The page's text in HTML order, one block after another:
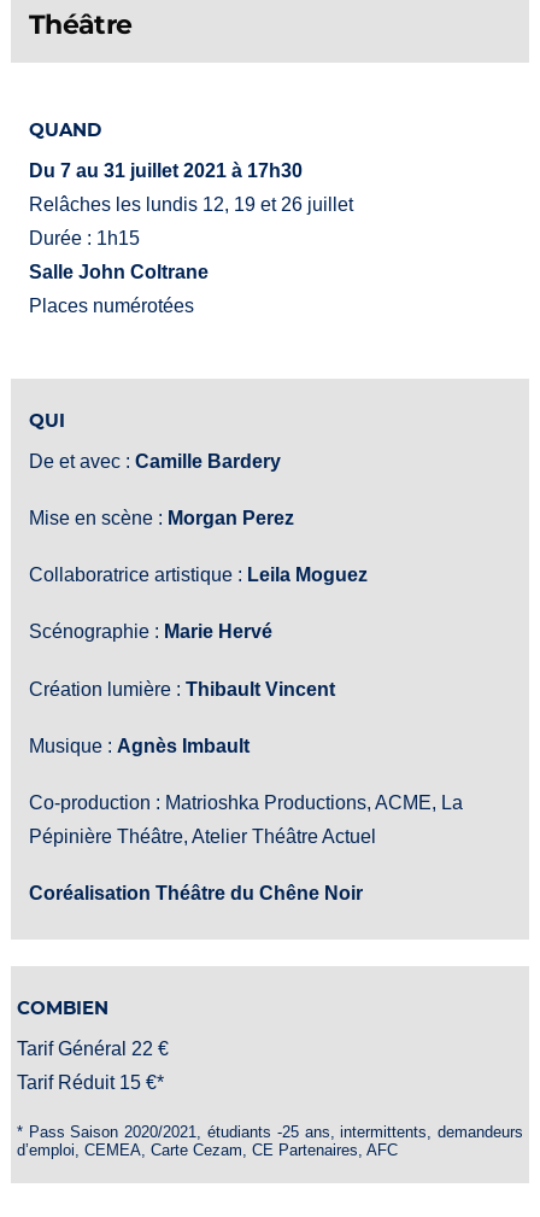
Théâtre
QUAND
Du 7 au 31 juillet 2021 à 17h30
Relâches les lundis 12, 19 et 26 juillet
Durée : 1h15
Salle John Coltrane
Places numérotées
QUI
De et avec : Camille Bardery
Mise en scène : Morgan Perez
Collaboratrice artistique : Leila Moguez
Scénographie : Marie Hervé
Création lumière : Thibault Vincent
Musique : Agnès Imbault
Co-production : Matrioshka Productions, ACME, La
Pépinière Théâtre, Atelier Théâtre Actuel
Coréalisation Théâtre du Chêne Noir
COMBIEN
Tarif Général 22 €
Tarif Réduit 15 €*
* Pass Saison 2020/2021, étudiants -25 ans, intermittents, demandeurs
d’emploi, CEMEA, Carte Cezam, CE Partenaires, AFC